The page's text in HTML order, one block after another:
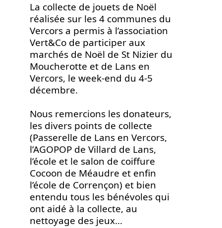
La collecte de jouets de Noël
réalisée sur les 4 communes du
Vercors a permis à l’association
Vert&Co de participer aux
marchés de Noël de St Nizier du
Moucherotte et de Lans en
Vercors, le week-end du 4-5
décembre.
Nous remercions les donateurs,
les divers points de collecte
(Passerelle de Lans en Vercors,
l’AGOPOP de Villard de Lans,
l’école et le salon de coiffure
Cocoon de Méaudre et enfin
l’école de Corrençon) et bien
entendu tous les bénévoles qui
ont aidé à la collecte, au
nettoyage des jeux…